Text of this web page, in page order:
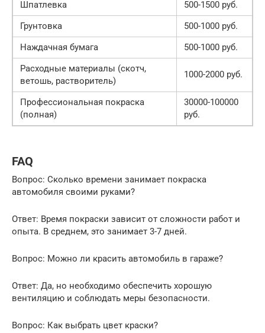
Шпатлевка
500-1500 руб.
Грунтовка
500-1000 руб.
Наждачная бумага
500-1000 руб.
Расходные материалы (скотч,
ветошь, растворитель)
1000-2000 руб.
Профессиональная покраска
(полная)
30000-100000
руб.
FAQ
Вопрос: Сколько времени занимает покраска
автомобиля своими руками?
Ответ: Время покраски зависит от сложности работ и
опыта. В среднем, это занимает 3-7 дней.
Вопрос: Можно ли красить автомобиль в гараже?
Ответ: Да, но необходимо обеспечить хорошую
вентиляцию и соблюдать меры безопасности.
Вопрос: Как выбрать цвет краски?